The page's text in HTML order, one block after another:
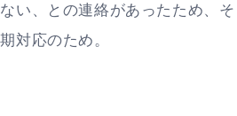
い、との連絡があったため、そ
対応のため。